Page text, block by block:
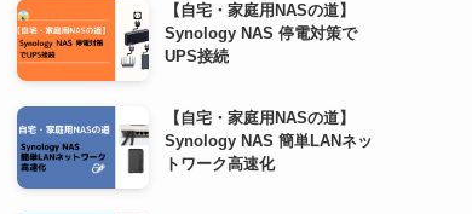
【自宅・家庭用NASの道】
Synology NAS 停電対策で
UPS接続
【自宅・家庭用NASの道】
Synology NAS 簡単LANネッ
トワーク高速化